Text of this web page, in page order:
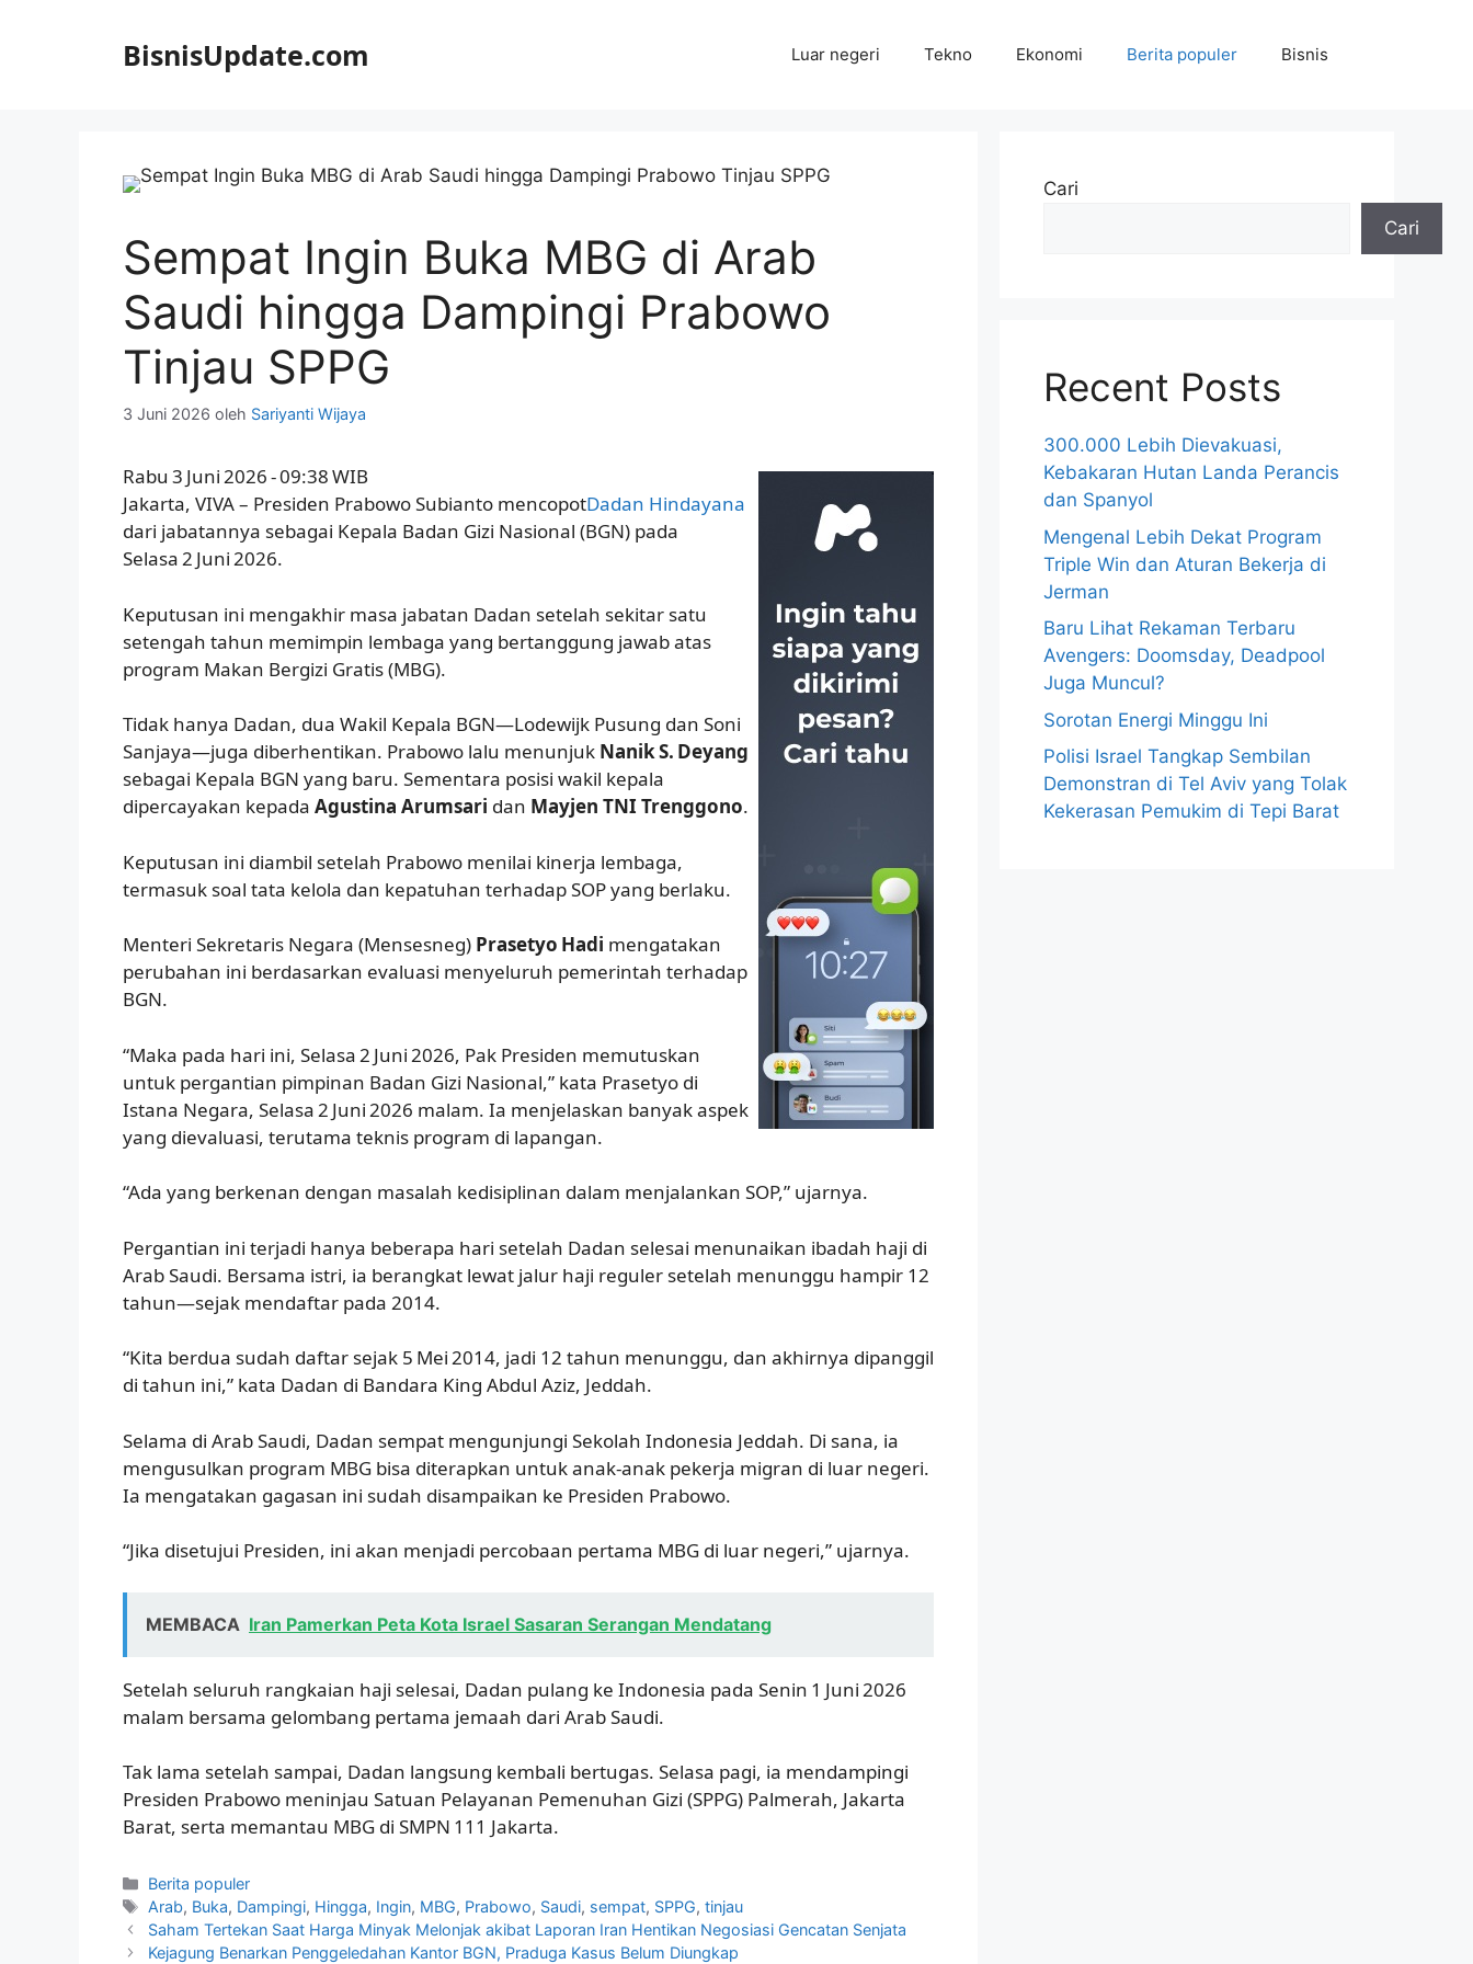
BisnisUpdate.com Luar negeri Tekno Ekonomi Berita populer Bisnis
Sempat Ingin Buka MBG di Arab
Saudi hingga Dampingi Prabowo
Tinjau SPPG
3 Juni 2026 oleh Sariyanti Wijaya
Rabu 3 Juni 2026 ‑ 09:38 WIB
Jakarta, VIVA – Presiden Prabowo Subianto mencopotDadan Hindayana
dari jabatannya sebagai Kepala Badan Gizi Nasional (BGN) pada
Selasa 2 Juni 2026.
Keputusan ini mengakhir masa jabatan Dadan setelah sekitar satu
setengah tahun memimpin lembaga yang bertanggung jawab atas
program Makan Bergizi Gratis (MBG).
Tidak hanya Dadan, dua Wakil Kepala BGN—Lodewijk Pusung dan Soni
Sanjaya—juga diberhentikan. Prabowo lalu menunjuk Nanik S. Deyang
sebagai Kepala BGN yang baru. Sementara posisi wakil kepala
dipercayakan kepada Agustina Arumsari dan Mayjen TNI Trenggono.
Keputusan ini diambil setelah Prabowo menilai kinerja lembaga,
termasuk soal tata kelola dan kepatuhan terhadap SOP yang berlaku.
Menteri Sekretaris Negara (Mensesneg) Prasetyo Hadi mengatakan
perubahan ini berdasarkan evaluasi menyeluruh pemerintah terhadap
BGN.
“Maka pada hari ini, Selasa 2 Juni 2026, Pak Presiden memutuskan
untuk pergantian pimpinan Badan Gizi Nasional,” kata Prasetyo di
Istana Negara, Selasa 2 Juni 2026 malam. Ia menjelaskan banyak aspek
yang dievaluasi, terutama teknis program di lapangan.
“Ada yang berkenan dengan masalah kedisiplinan dalam menjalankan SOP,” ujarnya.
Pergantian ini terjadi hanya beberapa hari setelah Dadan selesai menunaikan ibadah haji di
Arab Saudi. Bersama istri, ia berangkat lewat jalur haji reguler setelah menunggu hampir 12
tahun—sejak mendaftar pada 2014.
“Kita berdua sudah daftar sejak 5 Mei 2014, jadi 12 tahun menunggu, dan akhirnya dipanggil
di tahun ini,” kata Dadan di Bandara King Abdul Aziz, Jeddah.
Selama di Arab Saudi, Dadan sempat mengunjungi Sekolah Indonesia Jeddah. Di sana, ia
mengusulkan program MBG bisa diterapkan untuk anak-anak pekerja migran di luar negeri.
Ia mengatakan gagasan ini sudah disampaikan ke Presiden Prabowo.
“Jika disetujui Presiden, ini akan menjadi perco­baan pertama MBG di luar negeri,” ujarnya.
MEMBACA Iran Pamerkan Peta Kota Israel Sasaran Serangan Mendatang
Setelah seluruh rangkaian haji selesai, Dadan pulang ke Indonesia pada Senin 1 Juni 2026
malam bersama gelombang pertama jemaah dari Arab Saudi.
Tak lama setelah sampai, Dadan langsung kembali bertugas. Selasa pagi, ia mendampingi
Presiden Prabowo meninjau Satuan Pelayanan Pemenuhan Gizi (SPPG) Palmerah, Jakarta
Barat, serta memantau MBG di SMPN 111 Jakarta.
Kategori
Berita populer
Tag
Arab, Buka, Dampingi, Hingga, Ingin, MBG, Prabowo, Saudi, sempat, SPPG,tinjau
Saham Tertekan Saat Harga Minyak Melonjak akibat Laporan Iran Hentikan Negosiasi Gencatan Senjata
Kejagung Benarkan Penggeledahan Kantor BGN, Praduga Kasus Belum Diungkap
Cari
Cari
Recent Posts
300.000 Lebih Dievakuasi,
Kebakaran Hutan Landa Perancis
dan Spanyol
Mengenal Lebih Dekat Program
Triple Win dan Aturan Bekerja di
Jerman
Baru Lihat Rekaman Terbaru
Avengers: Doomsday, Deadpool
Juga Muncul?
Sorotan Energi Minggu Ini
Polisi Israel Tangkap Sembilan
Demonstran di Tel Aviv yang Tolak
Kekerasan Pemukim di Tepi Barat